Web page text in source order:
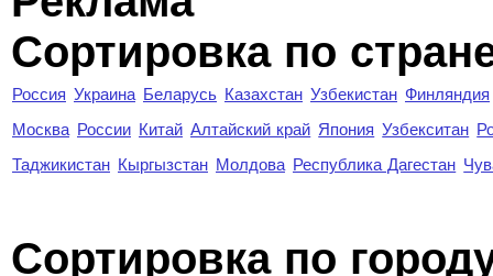
Сортировка по
Россия Украина Беларусь Казахстан Узбекистан Финляндия
Москва России Китай Алтайский край Япония Узбекситан
Таджикистан Кыргызстан Молдова Республика Дагестан
Cортировка по